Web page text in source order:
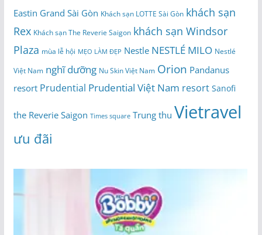
Eastin Grand Sài Gòn Khách sạn LOTTE Sài Gòn khách sạn
Rex Khách sạn The Reverie Saigon khách sạn Windsor
Plaza mùa lễ hội MẸO LÀM ĐẸP Nestle NESTLÉ MILO Nestlé
Việt Nam nghĩ dưỡng Nu Skin Việt Nam Orion Pandanus
resort Prudential Prudential Việt Nam resort Sanofi
the Reverie Saigon Times square Trung thu Vietravel
ưu đãi